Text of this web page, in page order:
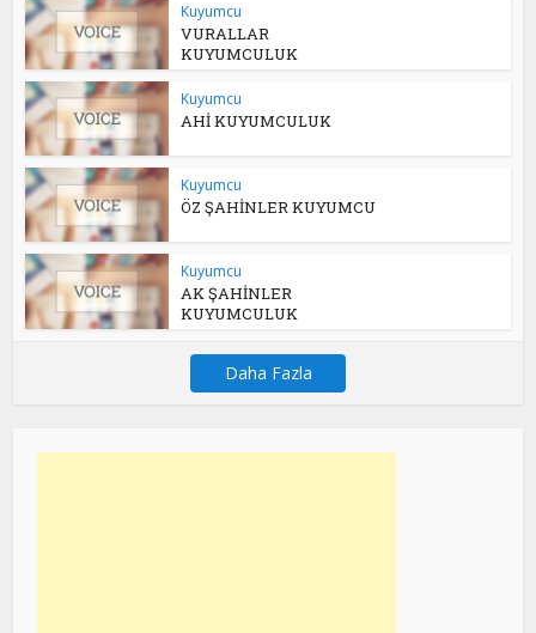
Kuyumcu
VURALLAR
KUYUMCULUK
Kuyumcu
AHİ KUYUMCULUK
Kuyumcu
ÖZ ŞAHİNLER KUYUMCU
Kuyumcu
AK ŞAHİNLER
KUYUMCULUK
Daha Fazla